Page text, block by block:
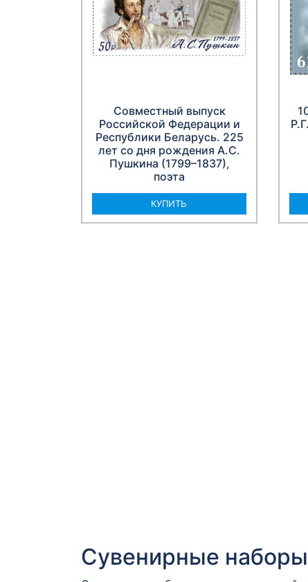
Совместный выпуск
Российской Федерации и
Республики Беларусь. 225
лет со дня рождения А.С.
Пушкина (1799–1837),
поэта
КУПИТЬ
Сувенирные